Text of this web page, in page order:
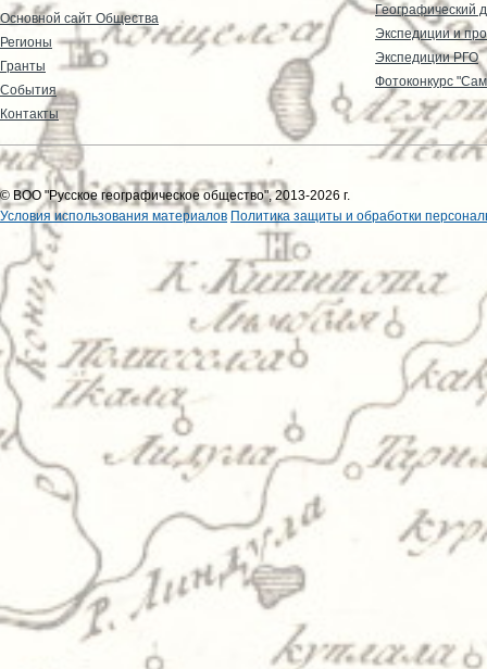
Основной сайт Общества
Регионы
Гранты
События
Контакты
Географический
Экспедиции и
Экспедиции РГО
Фотоконкурс
© ВОО "Русское географическое общество", 2013-2026 г.
Условия использования материалов Политика защиты и обработки